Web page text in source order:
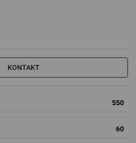
KONTAKT
550
60